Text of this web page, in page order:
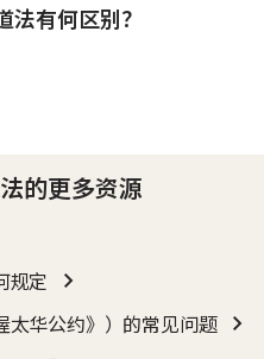
有何区别？
的更多资源
规定
太华公约》）的常见问题